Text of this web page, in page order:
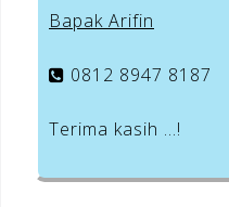
Bapak Arifin
0812 8947 8187
Terima kasih …!